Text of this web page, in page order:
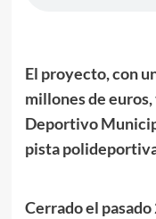
El proyecto, con
millones de
Deportivo
pista
Cerrado el